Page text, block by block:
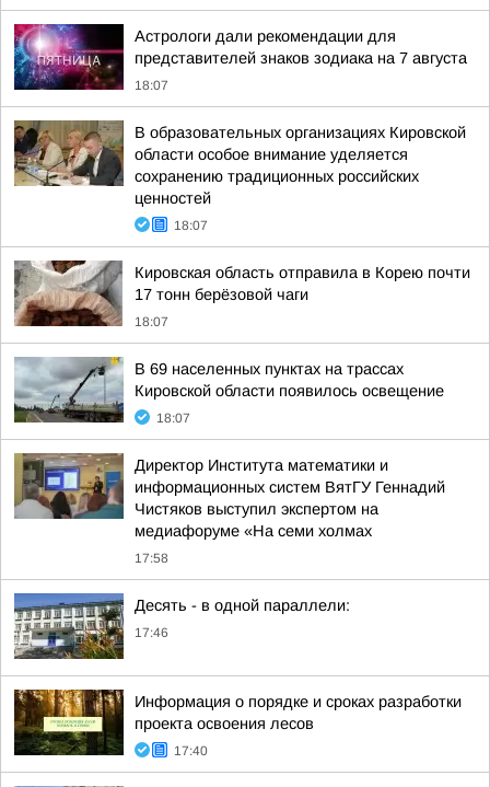
Астрологи дали рекомендации для
представителей знаков зодиака на 7 августа
18:07
В образовательных организациях Кировской
области особое внимание уделяется
сохранению традиционных российских
ценностей
18:07
Кировская область отправила в Корею почти
17 тонн берёзовой чаги
18:07
В 69 населенных пунктах на трассах
Кировской области появилось освещение
18:07
Директор Института математики и
информационных систем ВятГУ Геннадий
Чистяков выступил экспертом на
медиафоруме «На семи холмах
17:58
Десять - в одной параллели:
17:46
Информация о порядке и сроках разработки
проекта освоения лесов
17:40